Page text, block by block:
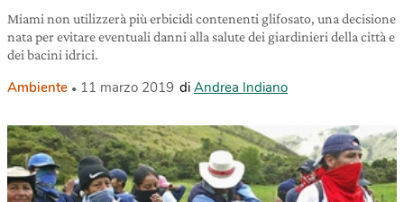
Miami non utilizzerà più erbicidi contenenti glifosato, una decisione
nata per evitare eventuali danni alla salute dei giardinieri della città e
dei bacini idrici.
Ambiente 11 marzo 2019 di Andrea Indiano